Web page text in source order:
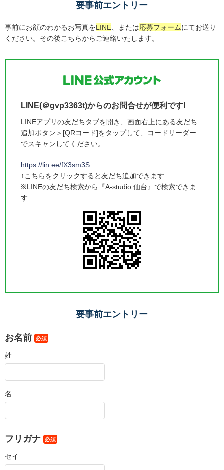
要事前エントリー
事前にお顔のわかるお写真をLINE 、または応募フォームにてお送り
ください。その後こちらからご連絡いたします。
LINE(＠gvp3363t)からのお問合せが便利です!
LINEアプリの友だちタブを開き、画面右上にある友だち
追加ボタン＞[QRコード]をタップして、コードリーダー
でスキャンしてください。
https://lin.ee/fX3sm3S
↑こちらをクリックすると友だち追加できます
※LINEの友だち検索から『A-studio 仙台』で検索できま
す
要事前エントリー
お名前 必須
姓
名
フリガナ 必須
セイ